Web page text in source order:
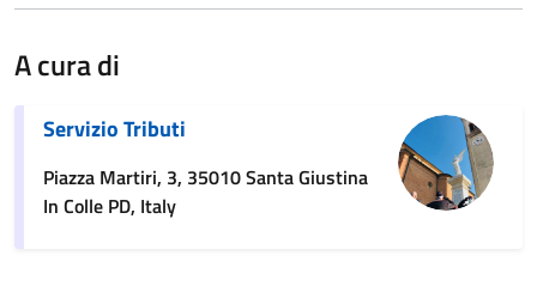
A cura di
Servizio Tributi
Piazza Martiri, 3, 35010 Santa Giustina
In Colle PD, Italy